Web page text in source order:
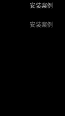
安装案例
安装案例